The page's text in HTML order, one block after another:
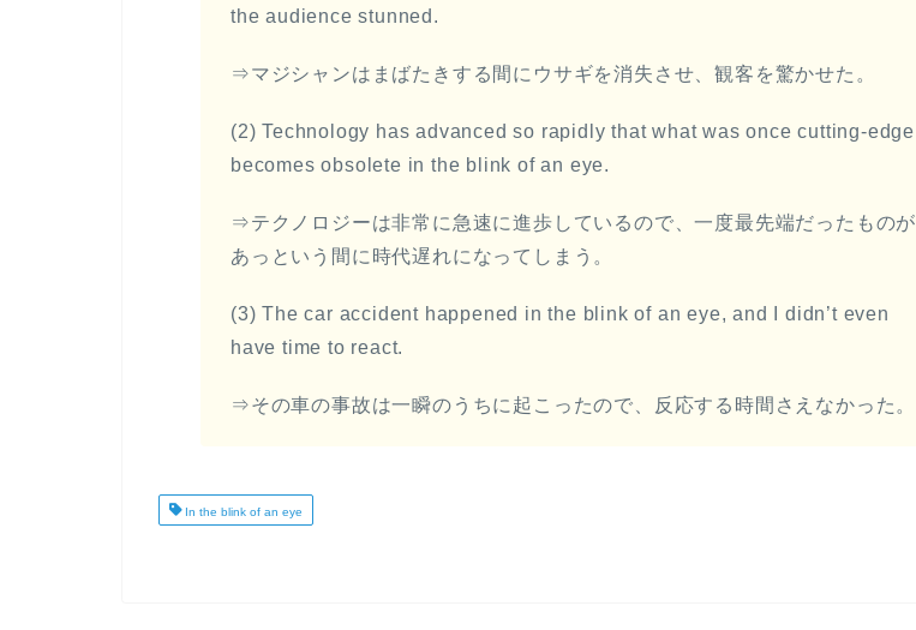
the audience stunned.
⇒マジシャンはまばたきする間にウサギを消失させ、観客を驚かせた。
(2) Technology has advanced so rapidly that what was once cutting-edge
becomes obsolete in the blink of an eye.
⇒テクノロジーは非常に急速に進歩しているので、一度最先端だったものが
あっという間に時代遅れになってしまう。
(3) The car accident happened in the blink of an eye, and I didn’t even
have time to react.
⇒その車の事故は一瞬のうちに起こったので、反応する時間さえなかった。
In the blink of an eye